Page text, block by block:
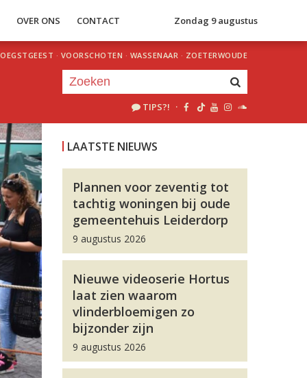
OVER ONS CONTACT Zondag 9 augustus
OEGSTGEEST · VOORSCHOTEN · WASSENAAR · ZOETERWOUDE
TIPS?! ·
LAATSTE NIEUWS
Plannen voor zeventig tot
tachtig woningen bij oude
gemeentehuis Leiderdorp
9 augustus 2026
Nieuwe videoserie Hortus
laat zien waarom
vlinderbloemigen zo
bijzonder zijn
9 augustus 2026